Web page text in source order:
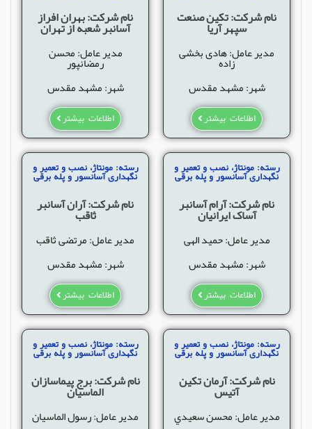
نام شرکت: تکین صنعت
سپهر آریا
مدیر عامل: هادی بخشی
زاده
شهر: مشهد مقدس
اطلاعات بیشتر
نام شرکت: بهران افراز
آسانبر شعبه از تهران
مدیر عامل: محسن
رمضانپور
شهر: مشهد مقدس
اطلاعات بیشتر
رسته: مونتاژ، نصب و تعمیر و
نگهداری آسانسور و پله برقی
نام شرکت: آرام آسانبر
آساک ایرانیان
مدیر عامل: حمید الهی
شهر: مشهد مقدس
اطلاعات بیشتر
رسته: مونتاژ، نصب و تعمیر و
نگهداری آسانسور و پله برقی
نام شرکت: آران آسانبر
ثاقب
مدیر عامل: مرتضی ثاقب
شهر: مشهد مقدس
اطلاعات بیشتر
رسته: مونتاژ، نصب و تعمیر و
نگهداری آسانسور و پله برقی
نام شرکت: آرمان تکین
آتیس
مدیر عامل: محسن سعيدي
رسته: مونتاژ، نصب و تعمیر و
نگهداری آسانسور و پله برقی
نام شرکت: برج پیماسازان
الماسیان
مدیر عامل: رسول الماسیان